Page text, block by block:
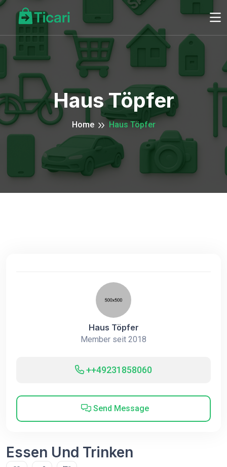
Haus Töpfer
Home Haus Töpfer
Haus Töpfer
Member seit 2018
++49231858060
Send Message
Essen Und Trinken